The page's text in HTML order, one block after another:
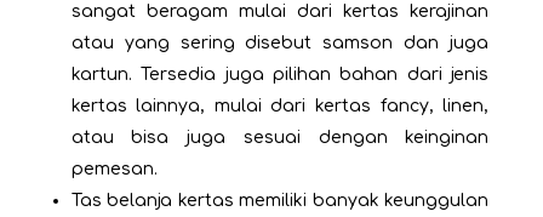
sangat beragam mulai dari kertas kerajinan
atau yang sering disebut samson dan juga
kartun. Tersedia juga pilihan bahan dari jenis
kertas lainnya, mulai dari kertas fancy, linen,
atau bisa juga sesuai dengan keinginan
pemesan.
Tas belanja kertas memiliki banyak keunggulan